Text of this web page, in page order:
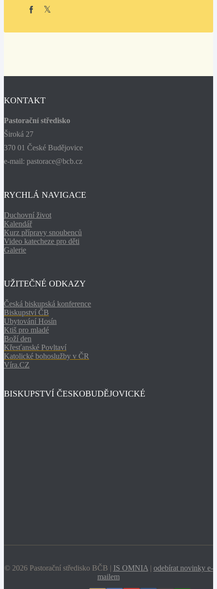
KONTAKT
Pastorační středisko
Široká 27
370 01 České Budějovice
e-mail: pastorace@bcb.cz
RYCHLÁ NAVIGACE
Duchovní život
Kalendář
Kurz přípravy snoubenců
Video katecheze pro děti
Galerie
UŽITEČNÉ ODKAZY
Česká biskupská konference
Biskupství ČB
Ubytování Hosín
Ktiš pro mladé
Boží den
Křesťanské Povltaví
Katolické bohoslužby v ČR
Víra.CZ
BISKUPSTVÍ ČESKOBUDĚJOVICKÉ
© 2026 Pastorační středisko BČB | IS OMNIA | odebírat novinky e-
mailem